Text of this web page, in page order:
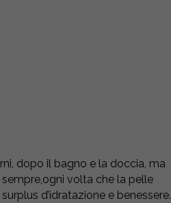
dopo il bagno e la doccia, ma
volta che la pelle
d’idratazione e benessere.